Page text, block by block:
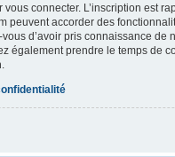
connecter. L’inscription est
peuvent accorder des
d’avoir pris connaissance de
également prendre le temps de